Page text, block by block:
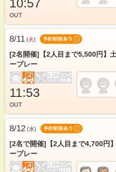
10:57
OUT
8/11 (火)
[2名開催]【2人目まで5,500円】
ープレー
11:53
OUT
8/12 (水)
[2名で開催]【2人目まで4,700円
ープレー